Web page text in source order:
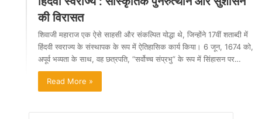
की विरासत
शिवाजी महाराज एक ऐसे साहसी और संकल्पित योद्धा थे, जिन्होंने 17वीं शताब्दी में
हिंदवी स्वराज्य के संस्थापक के रूप में ऐतिहासिक कार्य किया। 6 जून, 1674 को,
अपूर्व भव्यता के साथ, वह छत्रपति, “सर्वोच्च संप्रभु” के रूप में सिंहासन पर…
Read More »